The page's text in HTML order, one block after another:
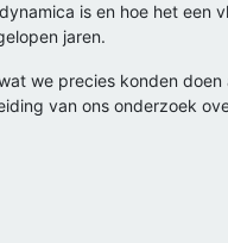
is en hoe het
jaren.
we precies konden
van ons onderzoek